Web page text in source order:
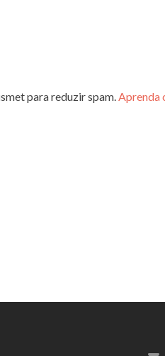
para reduzir spam.Aprenda